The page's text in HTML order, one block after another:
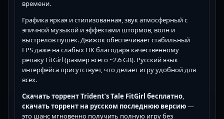
времени.
Графика яркая и стилизованная, звук атмосферный с
эпичной музыкой и эффектами штормов, волн и
выстрелов пушек. Движок обеспечивает стабильный
FPS даже на слабых ПК благодаря качественному
репаку FitGirl (размер всего ~2.6 GB). Русский язык
интерфейса присутствует, что делает игру удобной для
всех.
Скачать торрент Trident’s Tale FitGirl бесплатно,
скачать торрент на русском последнюю версию—
это шанс мгновенно получить полную игру без